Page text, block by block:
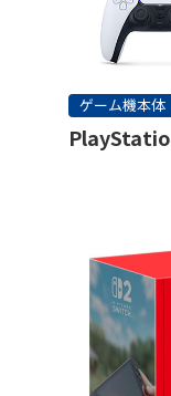
ゲーム機本体